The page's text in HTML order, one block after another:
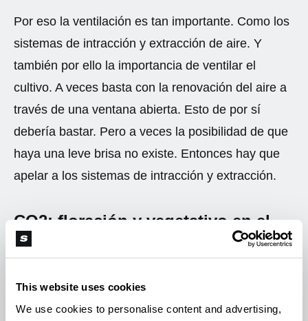
This website uses cookies
We use cookies to personalise content and advertising,
Por eso la ventilación es tan importante. Como los
sistemas de intracción y extracción de aire. Y
también por ello la importancia de ventilar el
cultivo. A veces basta con la renovación del aire a
través de una ventana abierta. Esto de por sí
debería bastar. Pero a veces la posibilidad de que
haya una leve brisa no existe. Entonces hay que
apelar a los sistemas de intracción y extracción.
CO2: floración y vegetativo en el
cannabis